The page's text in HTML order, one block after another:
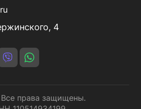
4
права защищены.